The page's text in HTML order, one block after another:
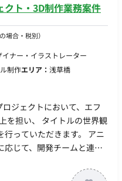
ト・3D制作業務案件
場合・税別）
ナー・イラストレーター
制作エリア： 浅草橋
ジェクトにおいて、エフ
を担い、 タイトルの世界観
っていただきます。 アニ
応じて、開発チームと連携
演出などのエフェクト制作